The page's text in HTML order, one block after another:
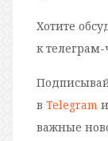
Хотите
к телеграм-
в Telegram и
важные